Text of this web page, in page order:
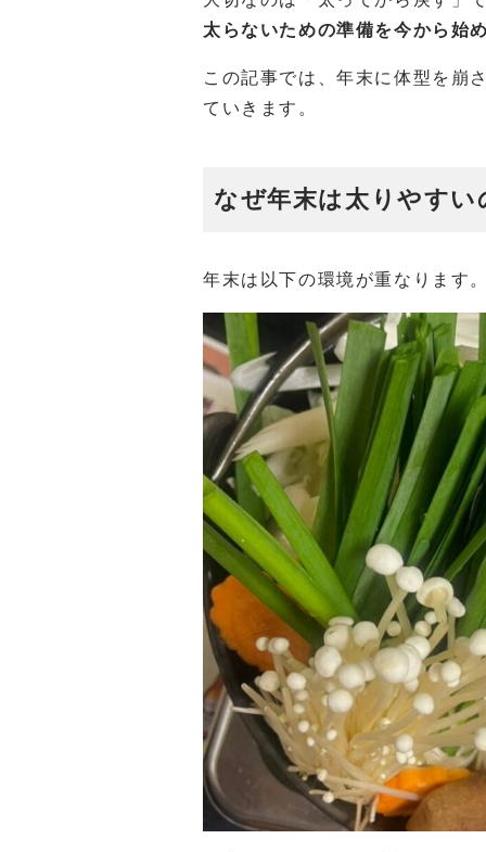
太らないための準備を今から始
この記事では、年末に体型を崩
ていきます。
なぜ年末は太りやすい
年末は以下の環境が重なります